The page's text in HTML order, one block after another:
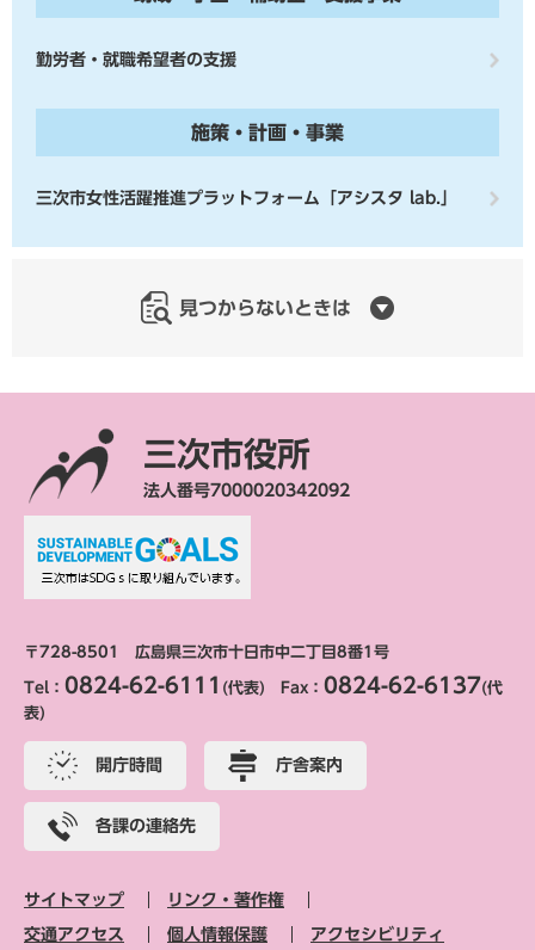
勤労者・就職希望者の支援
施策・計画・事業
三次市女性活躍推進プラットフォーム「アシスタ lab.」
見つからないときは
三次市役所
法人番号7000020342092
〒728-8501 広島県三次市十日市中二丁目8番1号
Tel： 0824-62-6111 (代表) Fax： 0824-62-6137(代
表)
開庁時間 庁舎案内
各課の連絡先
サイトマップ リンク・著作権
交通アクセス 個人情報保護 アクセシビリティ